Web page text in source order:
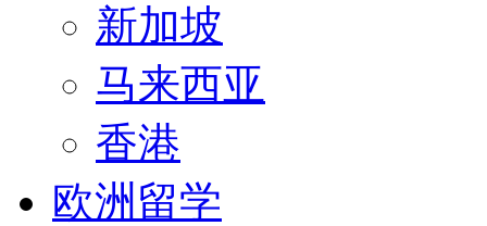
新加坡
马来西亚
香港
欧洲留学